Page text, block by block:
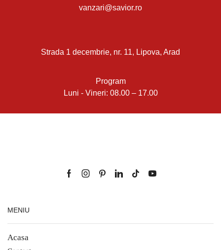
vanzari@savior.ro
Strada 1 decembrie, nr. 11, Lipova, Arad
Program
Luni - Vineri: 08.00 – 17.00
MENIU
Acasa